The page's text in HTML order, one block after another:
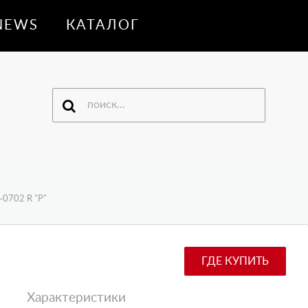
КАТАЛОГ
0702 R "P"
ГДЕ КУПИТЬ
Характеристики